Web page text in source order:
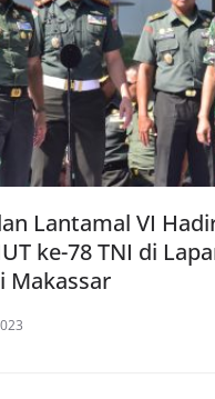
Lantamal VI
ke-78 TNI di
Makassar